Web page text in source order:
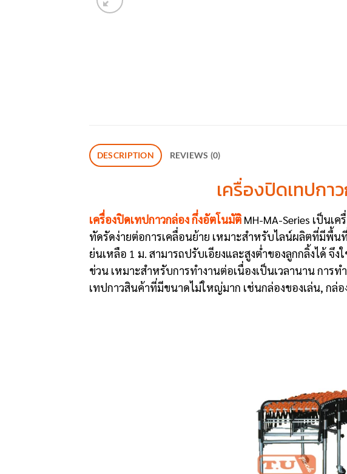
DESCRIPTION REVIEWS (0)
เครื่องปิดเทปกา
เครื่องปิดเทปกาวกล่อง กึ่งอัตโนมัติ MH-MA-Series เป็น
ทัดรัดง่ายต่อการเคลื่อนย้าย เหมาะสำหรับไลน์ผลิตที่มีพื้น
ย่นเหลือ 1 ม. สามารถปรับเอียงและสูงต่ำของลูกกลิ้งได้ จึ
ข่วน เหมาะสำหรับการทำงานต่อเนื่องเป็นเวลานาน การ
เทปกาวสินค้าที่มีขนาดไม่ใหญ่มาก เช่นกล่องของเล่น, ก